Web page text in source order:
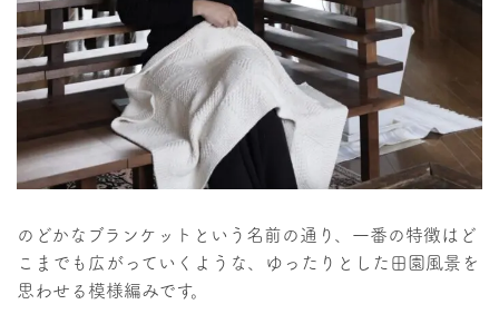
のどかなブランケットという名前の通り、一番の特徴はど
こまでも広がっていくような、ゆったりとした田園風景を
思わせる模様編みです。